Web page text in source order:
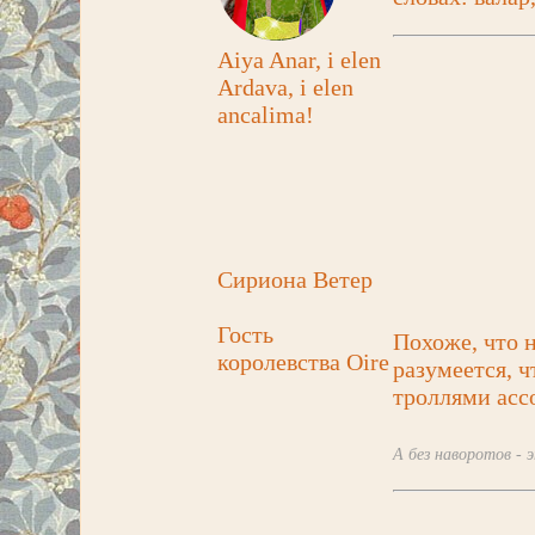
Aiya Anar, i elen
Ardava, i elen
ancalima!
Сириона Ветер
Гость
королевства Oire
Похоже, что
разумеется,
троллями
А без наворотов -